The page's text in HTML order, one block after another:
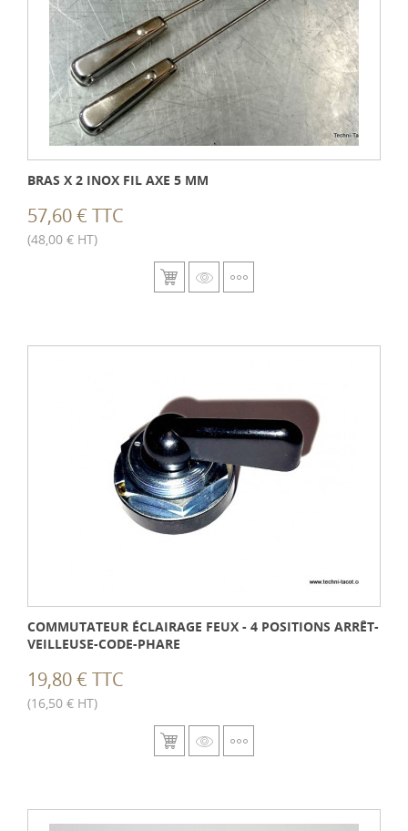
BRAS X 2 INOX FIL AXE 5 MM
57,60 € TTC
(48,00 € HT)
COMMUTATEUR ÉCLAIRAGE FEUX - 4 POSITIONS ARRÊT-
VEILLEUSE-CODE-PHARE
19,80 € TTC
(16,50 € HT)